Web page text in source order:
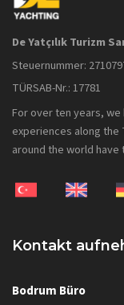
De Yatçılık Turizm
Steuernummer:
TÜRSAB-Nr.: 17781
For over ten years,
experiences along the
around the world have
Kontakt
Bodrum Büro